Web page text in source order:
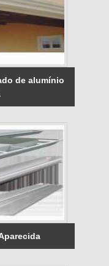
de alumínio